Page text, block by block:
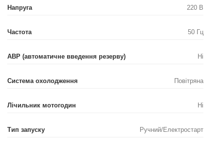
Напруга 220 В
Частота 50 Гц
АВР (автоматичне введення резерву) Ні
Система охолодження Повітряна
Лічильник мотогодин Ні
Тип запуску Ручний/Електростарт